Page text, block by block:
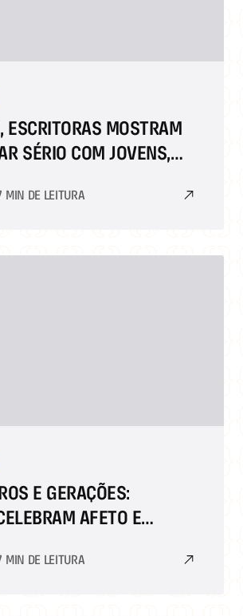
ESCRITORAS MOSTRAM
SÉRIO COM JOVENS,
MIN DE LEITURA
E GERAÇÕES:
AFETO E
MIN DE LEITURA